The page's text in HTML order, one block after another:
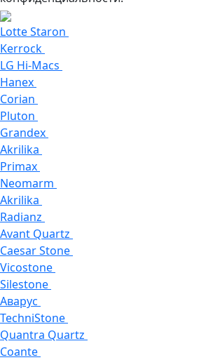
Lotte Staron
Kerrock
LG Hi-Macs
Hanex
Corian
Pluton
Grandex
Akrilika
Primax
Neomarm
Akrilika
Radianz
Avant Quartz
Caesar Stone
Vicostone
Silestone
Аварус
TechniStone
Quantra Quartz
Coante